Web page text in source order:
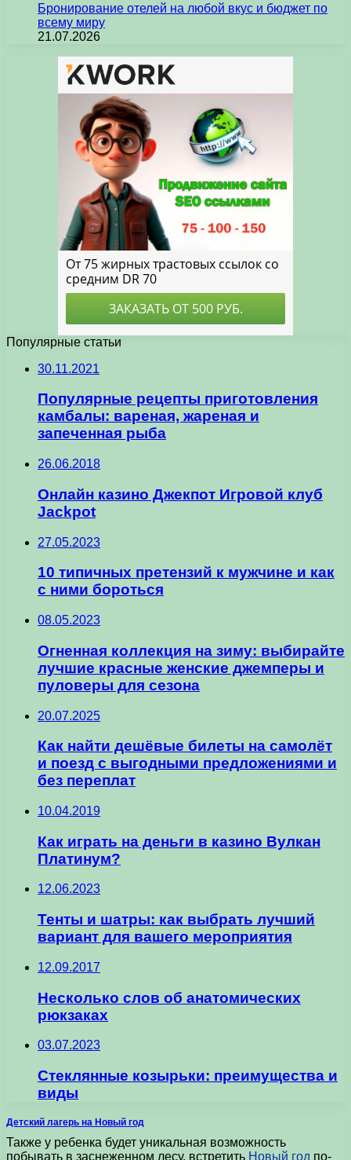
Бронирование отелей на любой вкус и бюджет по
всему миру
21.07.2026
Популярные статьи
30.11.2021
Популярные рецепты приготовления
камбалы: вареная, жареная и
запеченная рыба
26.06.2018
Онлайн казино Джекпот Игровой клуб
Jackpot
27.05.2023
10 типичных претензий к мужчине и как
с ними бороться
08.05.2023
Огненная коллекция на зиму: выбирайте
лучшие красные женские джемперы и
пуловеры для сезона
20.07.2025
Как найти дешёвые билеты на самолёт
и поезд с выгодными предложениями и
без переплат
10.04.2019
Как играть на деньги в казино Вулкан
Платинум?
12.06.2023
Тенты и шатры: как выбрать лучший
вариант для вашего мероприятия
12.09.2017
Несколько слов об анатомических
рюкзаках
03.07.2023
Стеклянные козырьки: преимущества и
виды
Детский лагерь на Новый год
Также у ребенка будет уникальная возможность
побывать в заснеженном лесу, встретить Новый год по-